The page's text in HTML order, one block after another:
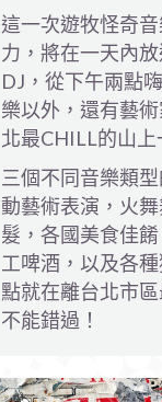
這一次遊牧怪奇
力，將在一天內
DJ，從下午兩點
樂以外，還有藝
北最CHILL的山上
三個不同音樂類
動藝術表演，火
髮，各國美食佳
工啤酒，以及各
點就在離台北市
不能錯過！